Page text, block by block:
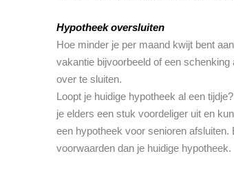
Hypotheek oversluiten
Hoe minder je per maand kwijt bent
vakantie bijvoorbeeld of een
over te sluiten.
Loopt je huidige hypotheek al een
je elders een stuk voordeliger uit en
een hypotheek voor senioren
voorwaarden dan je huidige hypotheek.